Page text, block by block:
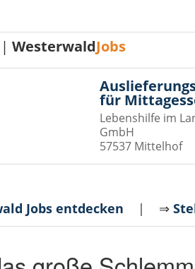
|WesterwaldJobs
für
Lebenshilfe im
GmbH
57537 Mittelhof
Jobs entdecken | ⇒